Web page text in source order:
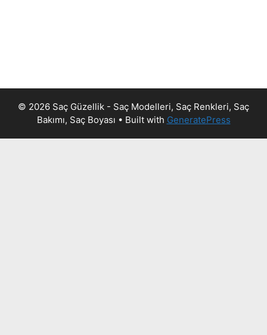
© 2026 Saç Güzellik - Saç Modelleri, Saç Renkleri, Saç
Bakımı, Saç Boyası • Built with GeneratePress